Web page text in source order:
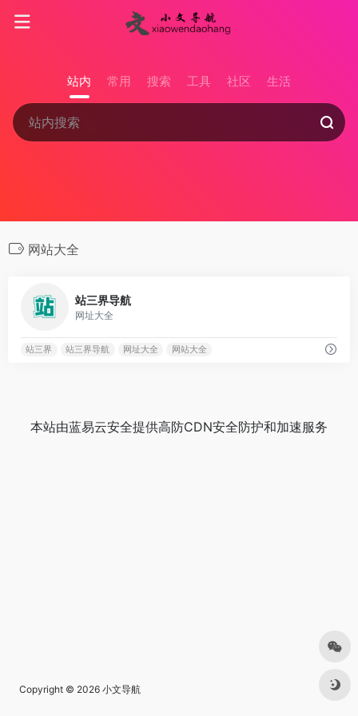
站内 常用 搜索 工具 社区 生活
网站大全
站三界导航
网址大全
站三界 站三界导航 网址大全 网站大全
本站由蓝易云安全提供高防CDN安全防护和加速服务
Copyright © 2026 小文导航